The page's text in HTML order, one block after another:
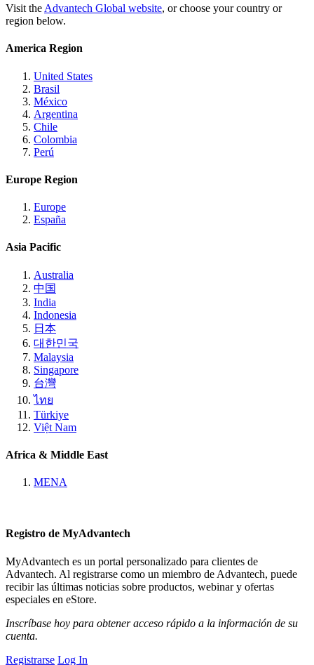
Visit the Advantech Global website, or choose your country or
region below.
America Region
United States
Brasil
México
Argentina
Chile
Colombia
Perú
Europe Region
Europe
España
Asia Pacific
Australia
中国
India
Indonesia
日本
대한민국
Malaysia
Singapore
台灣
ไทย
Türkiye
Việt Nam
Africa & Middle East
MENA
Registro de MyAdvantech
MyAdvantech es un portal personalizado para clientes de
Advantech. Al registrarse como un miembro de Advantech, puede
recibir las últimas noticias sobre productos, webinar y ofertas
especiales en eStore.
Inscríbase hoy para obtener acceso rápido a la información de su
cuenta.
Registrarse Log In